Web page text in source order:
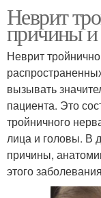
Неврит
причины
Неврит
вызывать
пациента. Это
тройничного
лица и головы. В
причины,
этого